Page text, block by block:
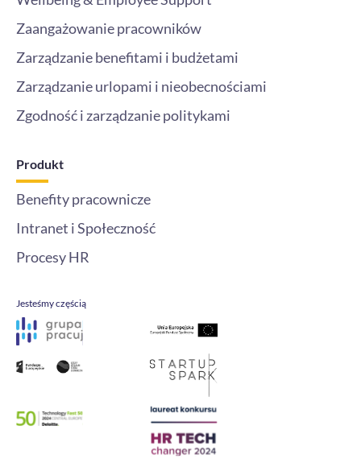
Zaangażowanie pracowników
Zarządzanie benefitami i budżetami
Zarządzanie urlopami i nieobecnościami
Zgodność i zarządzanie politykami
Produkt
Benefity pracownicze
Intranet i Społeczność
Procesy HR
Jesteśmy częścią